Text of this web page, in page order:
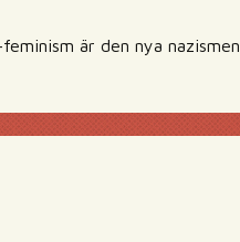
är den nya nazismen.